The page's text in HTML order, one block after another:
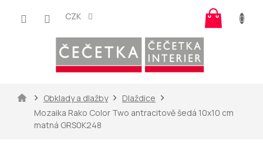
CZK
košík
DomůObklady a dlažby
Dlaždice
Mozaika Rako Color Two antracitově šedá 10x10 cm
matná GRS0K248